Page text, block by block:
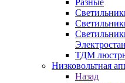
Разные
ТДМ
Низковольтная
Назад